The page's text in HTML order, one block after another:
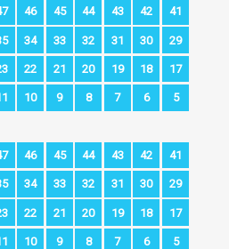
46 45 44 43 42 41
34 33 32 31 30 29
22 21 20 19 18 17
10 9 8 7 6 5
46 45 44 43 42 41
34 33 32 31 30 29
22 21 20 19 18 17
10 9 8 7 6 5